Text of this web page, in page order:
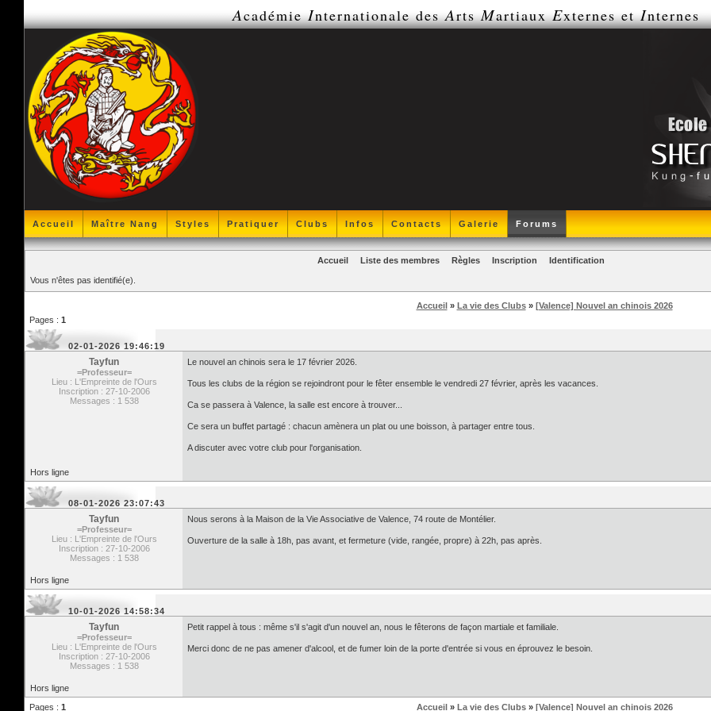
AcadémieInternationale desArtsMartiauxExternes etInternes
Accueil Maître Nang Styles Pratiquer Clubs Infos Contacts Galerie Forums
Accueil Liste des membres Règles Inscription Identification
Vous n'êtes pas identifié(e).
Accueil » La vie des Clubs » [Valence] Nouvel an chinois 2026
Pages : 1
02-01-2026 19:46:19
Tayfun
=Professeur=
Lieu : L'Empreinte de l'Ours
Inscription : 27-10-2006
Messages : 1 538
Le nouvel an chinois sera le 17 février 2026.
Tous les clubs de la région se rejoindront pour le fêter ensemble le vendredi 27 février, après les vacances.
Ca se passera à Valence, la salle est encore à trouver...
Ce sera un buffet partagé : chacun amènera un plat ou une boisson, à partager entre tous.
A discuter avec votre club pour l'organisation.
Hors ligne
08-01-2026 23:07:43
Tayfun
=Professeur=
Lieu : L'Empreinte de l'Ours
Inscription : 27-10-2006
Messages : 1 538
Nous serons à la Maison de la Vie Associative de Valence, 74 route de Montélier.
Ouverture de la salle à 18h, pas avant, et fermeture (vide, rangée, propre) à 22h, pas après.
Hors ligne
10-01-2026 14:58:34
Tayfun
=Professeur=
Lieu : L'Empreinte de l'Ours
Inscription : 27-10-2006
Messages : 1 538
Petit rappel à tous : même s'il s'agit d'un nouvel an, nous le fêterons de façon martiale et familiale.
Merci donc de ne pas amener d'alcool, et de fumer loin de la porte d'entrée si vous en éprouvez le besoin.
Hors ligne
Pages : 1 Accueil » La vie des Clubs » [Valence] Nouvel an chinois 2026